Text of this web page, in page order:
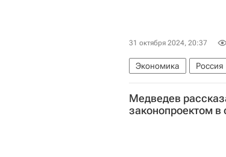
31 октября 2024, 20:37
Экономика Россия
Медведев
законопроектом